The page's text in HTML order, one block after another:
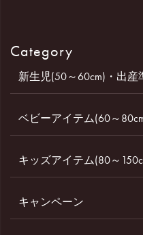
Category
新生児(50～60cm)・出産
ベビーアイテム(60～
キッズアイテム(80～
キャンペーン